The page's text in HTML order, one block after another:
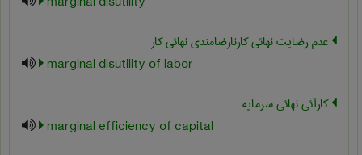
عدم رضایت نهائی کارنارضامندی نهائی کار
marginal disutility of labor
کارآئی نهائی سرمایه
marginal efficiency of capital